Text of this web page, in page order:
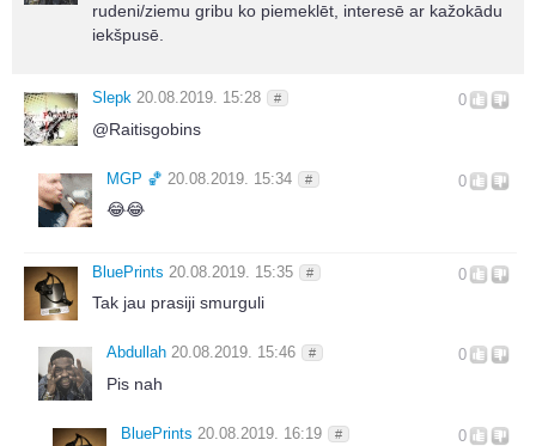
rudeni/ziemu gribu ko piemeklēt, interesē ar kažokādu
iekšpusē.
0
Slepk 20.08.2019. 15:28 #
@Raitisgobins
0
MGΡ 🏀 20.08.2019. 15:34 #
😂😂
0
BluePrints 20.08.2019. 15:35 #
Tak jau prasiji smurguli
0
Abdullah 20.08.2019. 15:46 #
Pis nah
0
BluePrints 20.08.2019. 16:19 #